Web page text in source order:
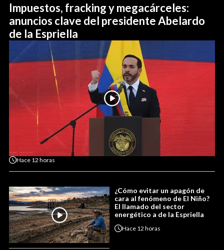
Impuestos, fracking y megacárceles:
anuncios clave del presidente Abelardo
de la Espriella
Hace 12 horas
¿Cómo evitar un apagón de
cara al fenómeno de El Niño?
El llamado del sector
energético a de la Espriella
Hace 12 horas